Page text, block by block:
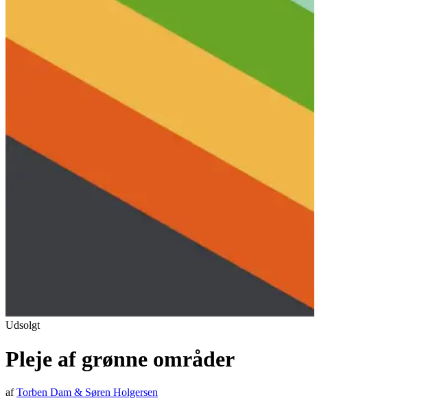
Udsolgt
Pleje af grønne områder
afTorben Dam & Søren Holgersen